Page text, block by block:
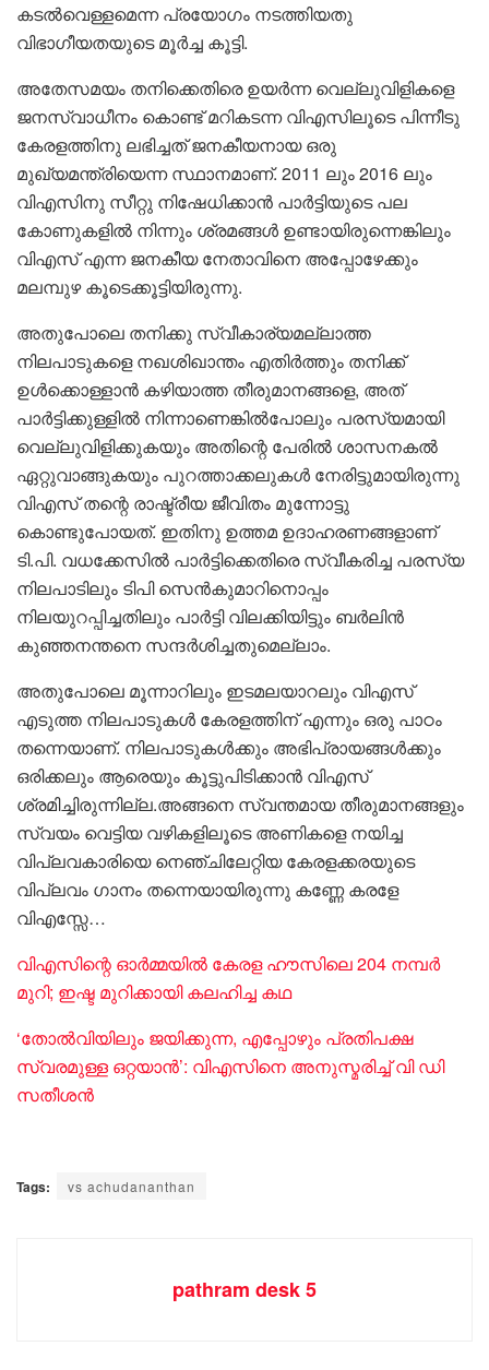
കടൽവെള്ളമെന്ന പ്രയോഗം നടത്തിയതു
വിഭാഗീയതയുടെ മൂർച്ച കൂട്ടി.
അതേസമയം തനിക്കെതിരെ ഉയർന്ന വെല്ലുവിളികളെ
ജനസ്വാധീനം കൊണ്ട് മറികടന്ന വിഎസിലൂടെ പിന്നീടു
കേരളത്തിനു ലഭിച്ചത് ജനകീയനായ ഒരു
മുഖ്യമന്ത്രിയെന്ന സ്ഥാനമാണ്. 2011 ലും 2016 ലും
വിഎസിനു സീറ്റു നിഷേധിക്കാൻ പാർട്ടിയുടെ പല
കോണുകളിൽ നിന്നും ശ്രമങ്ങൾ ഉണ്ടായിരുന്നെങ്കിലും
വിഎസ് എന്ന ജനകീയ നേതാവിനെ അപ്പോഴേക്കും
മലമ്പുഴ കൂടെക്കൂട്ടിയിരുന്നു.
അതുപോലെ തനിക്കു സ്വീകാര്യമല്ലാത്ത
നിലപാടുകളെ നഖശിഖാന്തം എതിർത്തും തനിക്ക്
ഉൾക്കൊള്ളാൻ കഴിയാത്ത തീരുമാനങ്ങളെ, അത്
പാർട്ടിക്കുള്ളിൽ നിന്നാണെങ്കിൽപോലും പരസ്യമായി
വെല്ലുവിളിക്കുകയും അതിന്റെ പേരിൽ ശാസനകൽ
ഏറ്റുവാങ്ങുകയും പുറത്താക്കലുകൾ നേരിട്ടുമായിരുന്നു
വിഎസ് തന്റെ രാഷ്ട്രീയ ജീവിതം മുന്നോട്ടു
കൊണ്ടുപോയത്. ഇതിനു ഉത്തമ ഉദാഹരണങ്ങളാണ്
ടി.പി. വധക്കേസിൽ പാർട്ടിക്കെതിരെ സ്വീകരിച്ച പരസ്യ
നിലപാടിലും ടിപി സെൻകുമാറിനൊപ്പം
നിലയുറപ്പിച്ചതിലും പാർട്ടി വിലക്കിയിട്ടും ബർലിൻ
കുഞ്ഞനന്തനെ സന്ദർശിച്ചതുമെല്ലാം.
അതുപോലെ മൂന്നാറിലും ഇടമലയാറലും വിഎസ്
എടുത്ത നിലപാടുകൾ കേരളത്തിന് എന്നും ഒരു പാഠം
തന്നെയാണ്. നിലപാടുകൾക്കും അഭിപ്രായങ്ങൾക്കും
ഒരിക്കലും ആരെയും കൂട്ടുപിടിക്കാൻ വിഎസ്
ശ്രമിച്ചിരുന്നില്ല.അങ്ങനെ സ്വന്തമായ തീരുമാനങ്ങളും
സ്വയം വെട്ടിയ വഴികളിലൂടെ അണികളെ നയിച്ച
വിപ്ലവകാരിയെ നെഞ്ചിലേറ്റിയ കേരളക്കരയുടെ
വിപ്ലവം ​ഗാനം തന്നെയായിരുന്നു കണ്ണേ കരളേ
വിഎസ്സേ…
വിഎസിന്റെ ഓർമ്മയില്‍ കേരള ഹൗസിലെ 204 നമ്പർ
മുറി; ഇഷ്ട മുറിക്കായി കലഹിച്ച കഥ
‘തോല്‍വിയിലും ജയിക്കുന്ന, എപ്പോഴും പ്രതിപക്ഷ
സ്വരമുള്ള ഒറ്റയാന്‍’: വിഎസിനെ അനുസ്മരിച്ച് വി ഡി
സതീശൻ
Tags: vs achudananthan
pathram desk 5